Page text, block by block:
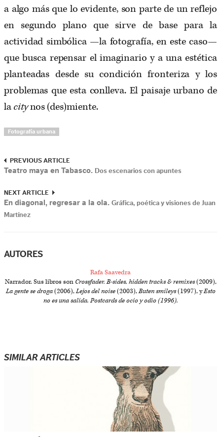
a algo más que lo evidente, son parte de un reflejo
en segundo plano que sirve de base para la
actividad simbólica —la fotografía, en este caso—
que busca repensar el imaginario y a una estética
planteadas desde su condición fronteriza y los
problemas que esta conlleva. El paisaje urbano de
lacitynos (des)miente.
Fotografía urbana
PREVIOUS ARTICLE
Teatro maya en Tabasco. Dos escenarios con apuntes
NEXT ARTICLE
En diagonal, regresar a la ola. Gráfica, poética y visiones de Juan
Martínez
AUTORES
Rafa Saavedra
Narrador. Sus libros son Crossfader. B-sides, hidden tracks & remixes(2009),
La gente se droga(2006),Lejos del noise(2003),Buten smileys(1997), yEsto
no es una salida.Postcards de ocio y odio(1996).
SIMILAR ARTICLES